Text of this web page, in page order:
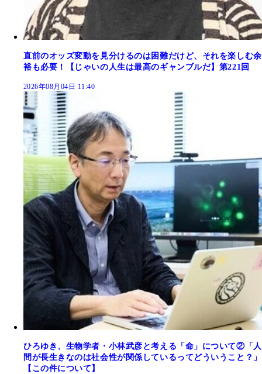
直前のオッズ変動を見分けるのは困難だけど、それを楽しむ余
裕も必要！【じゃいの人生は最高のギャンブルだ】第221回
2026年08月04日 11:40
ひろゆき、生物学者・小林武彦と考える「命」について②「人
間が長生きなのは社会性が関係しているってどういうこと？」
【この件について】